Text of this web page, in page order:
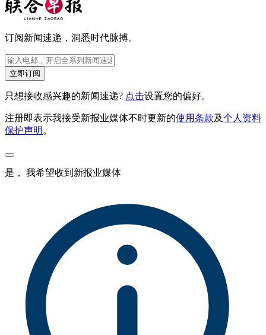
订阅新闻速递，洞悉时代脉搏。
立即订阅
只想接收感兴趣的新闻速递? 点击设置您的偏好。
注册即表示我接受新报业媒体不时更新的使用条款及个人资料
保护声明 。
是， 我希望收到新报业媒体